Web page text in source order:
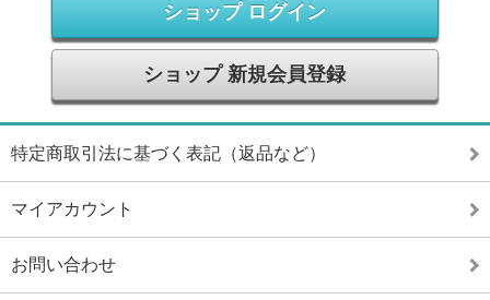
ショップ ログイン
ショップ 新規会員登録
特定商取引法に基づく表記（返品など）
マイアカウント
お問い合わせ